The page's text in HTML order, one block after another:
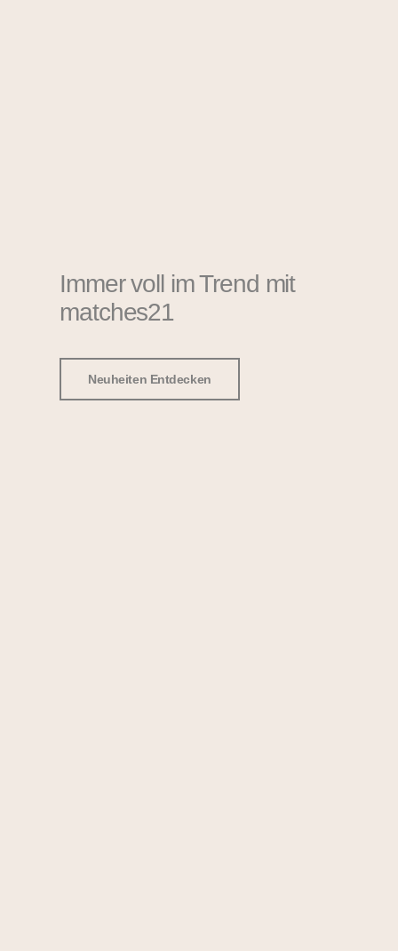
Immer voll im Trend mit
matches21
Neuheiten Entdecken